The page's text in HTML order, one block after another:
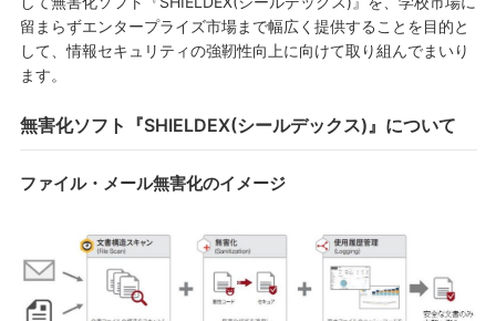
留まらずエンタープライズ市場まで幅広く提供することを目的と
して、情報セキュリティの強靭性向上に向けて取り組んでまいり
ます。
無害化ソフト『SHIELDEX(シールデックス)』について
ファイル・メール無害化のイメージ